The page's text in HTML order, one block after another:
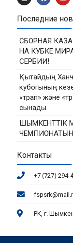
Последние
СБОРНАЯ
НА КУБКЕ
СЕРБИИ!
Қытайдың
кубогының
«трап» және
сынады.
ШЫМКЕНТТІК
Контакты
+7 (727) 294-
РК, г.